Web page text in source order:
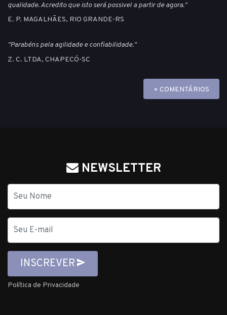
qualidade. Acredito que isto será possivel a partir de agora."
E. P. MAGALHÃES, RIO GRANDE-RS
"Parabéns pela agilidade e confiabilidade."
Z. C. LTDA, CHAPECÓ-SC
+ COMENTÁRIOS
NEWSLETTER
mail
INSCREVER
Política de Privacidade